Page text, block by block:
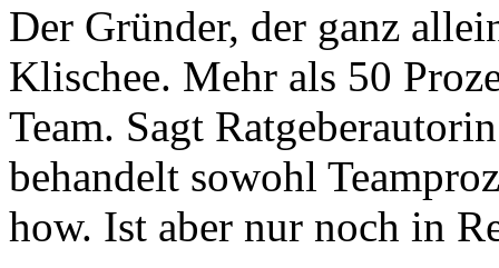
Der Gründer, der ganz
Klischee. Mehr als 50
Team. Sagt
behandelt sowohl
how. Ist aber nur noch in